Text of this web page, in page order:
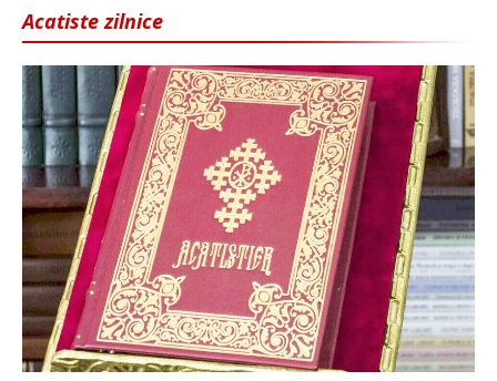
Acatiste zilnice